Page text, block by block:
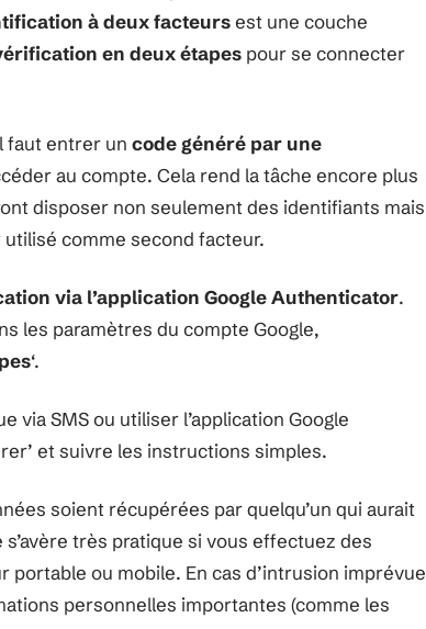
à deux facteursest une couche
en deux étapes pour se connecter
faut entrer un code généré par une
au compte. Cela rend la tâche encore plus
disposer non seulement des identifiants mais
comme second facteur.
via l’application Google Authenticator.
les paramètres du compte Google,
‘.
SMS ou utiliser l’application Google
et suivre les instructions simples.
soient récupérées par quelqu’un qui aurait
très pratique si vous effectuez des
portable ou mobile. En cas d’intrusion imprévue
personnelles importantes (comme les